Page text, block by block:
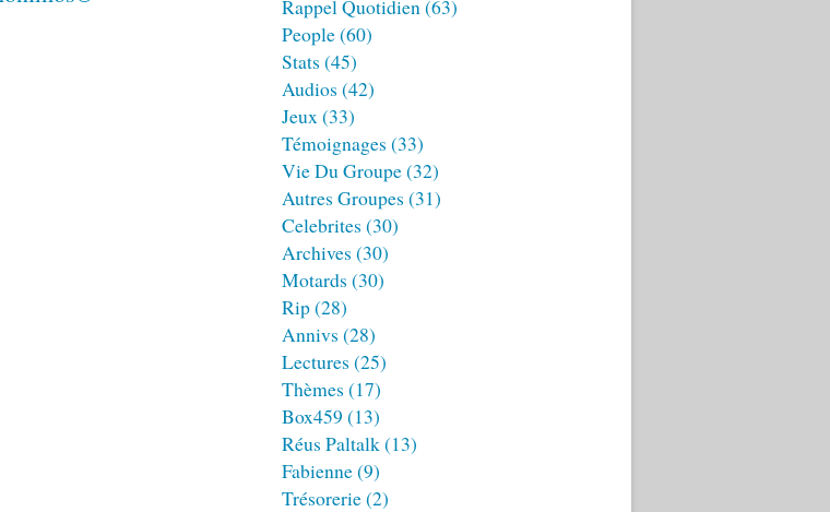
Rappel Quotidien(63)
People(60)
Stats (45)
Audios (42)
Jeux(33)
Témoignages (33)
Vie Du Groupe(32)
Autres Groupes (31)
Celebrites (30)
Archives (30)
Motards (30)
Rip(28)
Annivs (28)
Lectures (25)
Thèmes (17)
Box459 (13)
Réus Paltalk(13)
Fabienne(9)
Trésorerie(2)